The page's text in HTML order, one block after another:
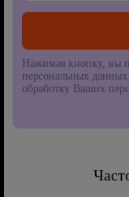
Нажимая кнопку, вы
персональных
обработку Ваших